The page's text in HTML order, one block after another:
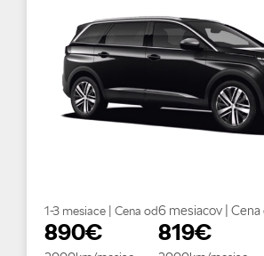
1-3 mesiace | Cena od
890€
6 mesiacov | Cena
819€